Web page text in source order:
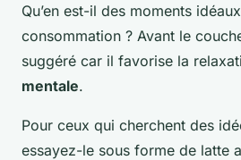
Qu’en est-il des moments
consommation ? Avant le
suggéré car il favorise la
mentale.
Pour ceux qui cherchent des
essayez-le sous forme de latte